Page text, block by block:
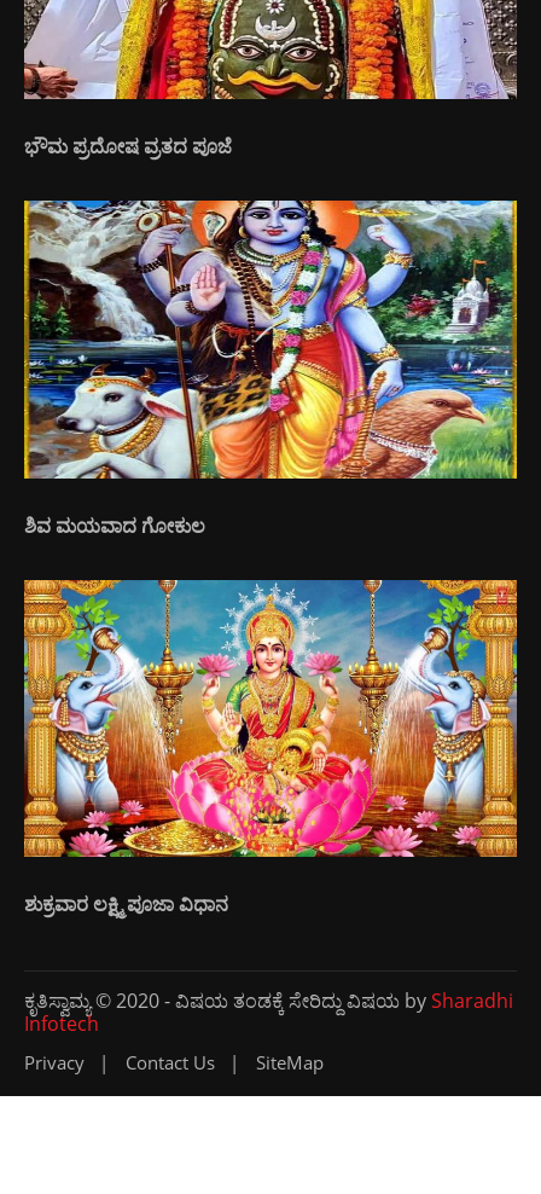
ಭೌಮ ಪ್ರದೋಷ ವ್ರತದ ಪೂಜೆ
ಶಿವ ಮಯವಾದ ಗೋಕುಲ
ಶುಕ್ರವಾರ ಲಕ್ಷ್ಮಿ ಪೂಜಾ ವಿಧಾನ
ಕೃತಿಸ್ವಾಮ್ಯ © 2020 - ವಿಷಯ ತಂಡಕ್ಕೆ ಸೇರಿದ್ದು ವಿಷಯ bySharadhi
Infotech
Privacy Contact Us SiteMap